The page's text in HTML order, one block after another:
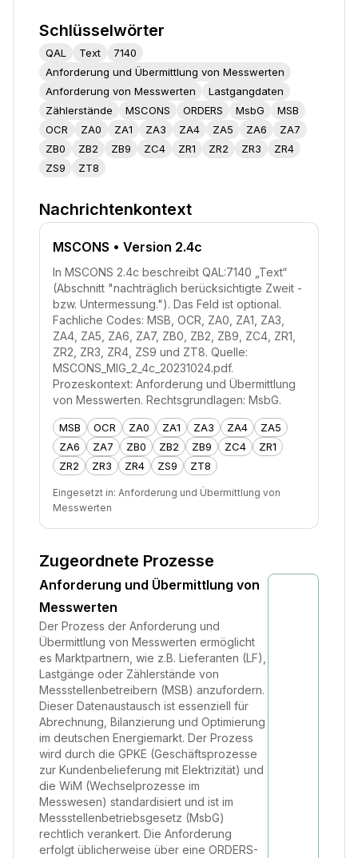
Schlüsselwörter
QAL Text
7140
Anforderung und Übermittlung von Messwerten
Anforderung von Messwerten
Lastgangdaten
Zählerstände
MSCONS ORDERS MsbG
MSB
OCR
ZA0 ZA1 ZA3 ZA4 ZA5 ZA6
ZA7
ZB0
ZB2 ZB9 ZC4 ZR1 ZR2 ZR3
ZR4
ZS9
ZT8
Nachrichtenkontext
MSCONS • Version 2.4c
In MSCONS 2.4c beschreibt QAL:7140 „Text“
(Abschnitt "nachträglich berücksichtigte Zweit -
bzw. Untermessung."). Das Feld ist optional.
Fachliche Codes: MSB, OCR, ZA0, ZA1, ZA3,
ZA4, ZA5, ZA6, ZA7, ZB0, ZB2, ZB9, ZC4, ZR1,
ZR2, ZR3, ZR4, ZS9 und ZT8. Quelle:
MSCONS_MIG_2_4c_20231024.pdf.
Prozeskontext: Anforderung und Übermittlung
von Messwerten. Rechtsgrundlagen: MsbG.
MSB OCR ZA0 ZA1 ZA3 ZA4
ZA5
ZA6
ZA7 ZB0 ZB2 ZB9 ZC4
ZR1
ZR2
ZR3 ZR4 ZS9 ZT8
Eingesetzt in: Anforderung und Übermittlung von
Messwerten
Zugeordnete Prozesse
Anforderung und Übermittlung von
Messwerten
Der Prozess der Anforderung und
Übermittlung von Messwerten ermöglicht
es Marktpartnern, wie z.B. Lieferanten (LF),
Lastgänge oder Zählerstände von
Messstellenbetreibern (MSB) anzufordern.
Dieser Datenaustausch ist essenziell für
Abrechnung, Bilanzierung und Optimierung
im deutschen Energiemarkt. Der Prozess
wird durch die GPKE (Geschäftsprozesse
zur Kundenbelieferung mit Elektrizität) und
die WiM (Wechselprozesse im
Messwesen) standardisiert und ist im
Messstellenbetriebsgesetz (MsbG)
rechtlich verankert. Die Anforderung
erfolgt üblicherweise über eine ORDERS-